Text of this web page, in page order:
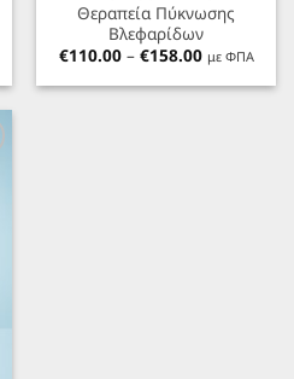
Θεραπεία Πύκνωσης
Βλεφαρίδων
€110.00 – €158.00Price
range:
€110.00
με ΦΠΑ